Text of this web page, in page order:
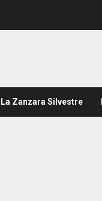
La Zanzara Silvestre